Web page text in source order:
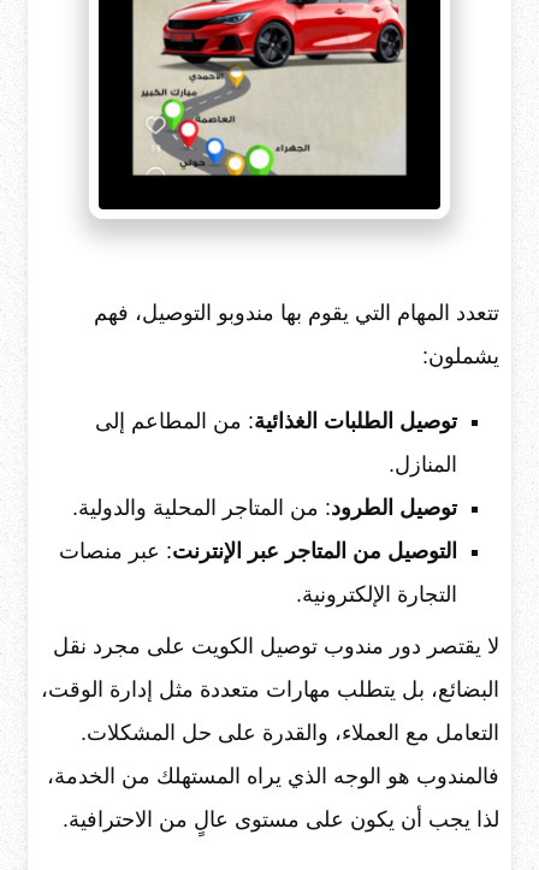
تتعدد المهام التي يقوم بها مندوبو التوصيل، فهم
يشملون:
توصيل الطلبات الغذائية: من المطاعم إلى
المنازل.
توصيل الطرود: من المتاجر المحلية والدولية.
التوصيل من المتاجر عبر الإنترنت: عبر منصات
التجارة الإلكترونية.
لا يقتصر دور مندوب توصيل الكويت على مجرد نقل
البضائع، بل يتطلب مهارات متعددة مثل إدارة الوقت،
التعامل مع العملاء، والقدرة على حل المشكلات.
فالمندوب هو الوجه الذي يراه المستهلك من الخدمة،
لذا يجب أن يكون على مستوى عالٍ من الاحترافية.